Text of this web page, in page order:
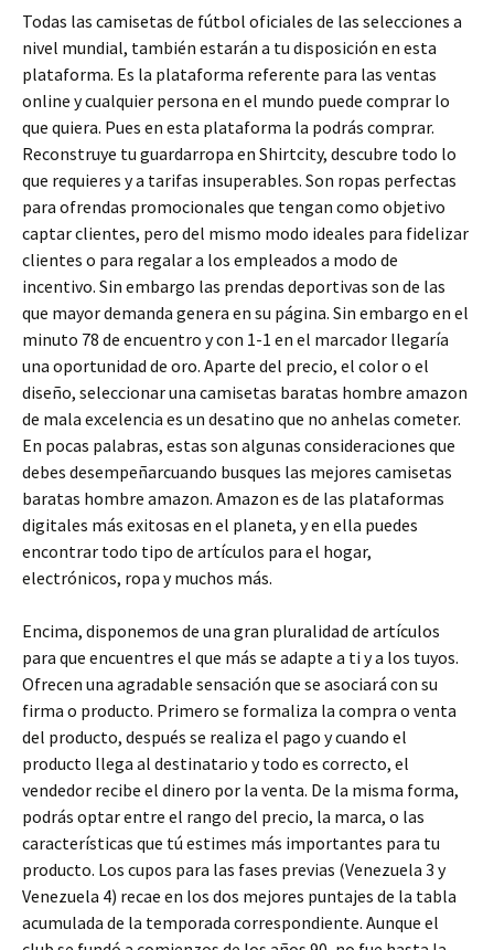
Todas las camisetas de fútbol oficiales de las selecciones a
nivel mundial, también estarán a tu disposición en esta
plataforma. Es la plataforma referente para las ventas
online y cualquier persona en el mundo puede comprar lo
que quiera. Pues en esta plataforma la podrás comprar.
Reconstruye tu guardarropa en Shirtcity, descubre todo lo
que requieres y a tarifas insuperables. Son ropas perfectas
para ofrendas promocionales que tengan como objetivo
captar clientes, pero del mismo modo ideales para fidelizar
clientes o para regalar a los empleados a modo de
incentivo. Sin embargo las prendas deportivas son de las
que mayor demanda genera en su página. Sin embargo en el
minuto 78 de encuentro y con 1-1 en el marcador llegaría
una oportunidad de oro. Aparte del precio, el color o el
diseño, seleccionar una camisetas baratas hombre amazon
de mala excelencia es un desatino que no anhelas cometer.
En pocas palabras, estas son algunas consideraciones que
debes desempeñarcuando busques las mejores camisetas
baratas hombre amazon. Amazon es de las plataformas
digitales más exitosas en el planeta, y en ella puedes
encontrar todo tipo de artículos para el hogar,
electrónicos, ropa y muchos más.
Encima, disponemos de una gran pluralidad de artículos
para que encuentres el que más se adapte a ti y a los tuyos.
Ofrecen una agradable sensación que se asociará con su
firma o producto. Primero se formaliza la compra o venta
del producto, después se realiza el pago y cuando el
producto llega al destinatario y todo es correcto, el
vendedor recibe el dinero por la venta. De la misma forma,
podrás optar entre el rango del precio, la marca, o las
características que tú estimes más importantes para tu
producto. Los cupos para las fases previas (Venezuela 3 y
Venezuela 4) recae en los dos mejores puntajes de la tabla
acumulada de la temporada correspondiente. Aunque el